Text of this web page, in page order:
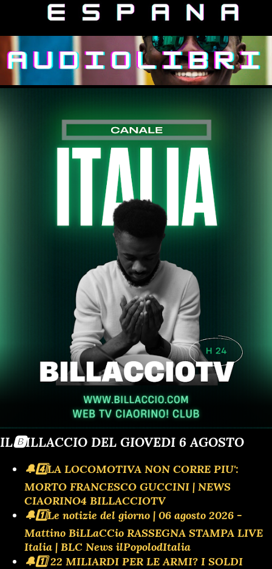
IL🅱️ILLACCIO DEL GIOVEDI 6 AGOSTO
🔔4️⃣LA LOCOMOTIVA NON CORRE PIU':
MORTO FRANCESCO GUCCINI | NEWS
CIAORINO4 BILLACCIOTV
🔔1️⃣Le notizie del giorno | 06 agosto 2026 -
Mattino BiLLaCCio RASSEGNA STAMPA LIVE
Italia | BLC News ilPopolodItalia
🔔1️⃣ 22 MILIARDI PER LE ARMI? I SOLDI